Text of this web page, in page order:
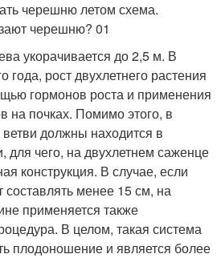
укорачивается до 2,5 м. В
года, рост двухлетнего растения
гормонов роста и применения
на почках. Помимо этого, в
должны находится в
для чего, на двухлетнем саженце
конструкция. В случае, если
составлять менее 15 см, на
применяется также
В целом, такая система
плодоношение и является более